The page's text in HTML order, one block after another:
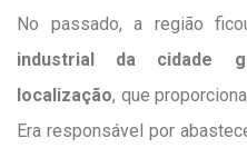
No passado, a região
industrial da cidade
localização, que
Era responsável por